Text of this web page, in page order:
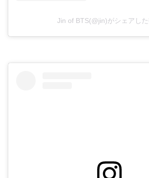
Jin of BTS(@jin)がシェアし